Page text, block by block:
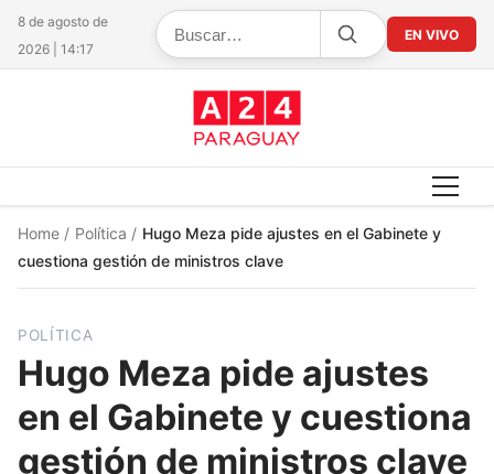
8 de agosto de
2026 | 14:17
EN VIVO
Home / Política / Hugo Meza pide ajustes en el Gabinete y
cuestiona gestión de ministros clave
POLÍTICA
Hugo Meza pide ajustes
en el Gabinete y cuestiona
gestión de ministros clave